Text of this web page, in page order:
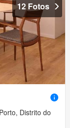
12 Fotos
Distrito do